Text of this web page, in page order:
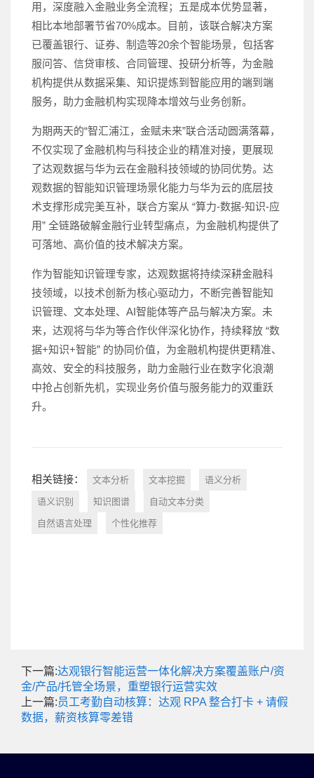
用，深度融入金融业务全流程；五是成本优势显著，
相比本地部署节省70%成本。目前，该联合解决方案
已覆盖银行、证券、制造等20余个智能场景，包括客
服问答、信贷审核、合同管理、投研分析等，为金融
机构提供从数据采集、知识提炼到智能应用的端到端
服务，助力金融机构实现降本增效与业务创新。
为期两天的“智汇浦江，金赋未来”联合活动圆满落幕，
不仅实现了金融机构与科技企业的精准对接，更展现
了达观数据与华为云在金融科技领域的协同优势。达
观数据的智能知识管理场景化能力与华为云的底层技
术支撑形成完美互补，联合方案从 “算力-数据-知识-应
用” 全链路破解金融行业转型痛点，为金融机构提供了
可落地、高价值的技术解决方案。
作为智能知识管理专家，达观数据将持续深耕金融科
技领域，以技术创新为核心驱动力，不断完善智能知
识管理、文本处理、AI智能体等产品与解决方案。未
来，达观将与华为等合作伙伴深化协作，持续释放 “数
据+知识+智能” 的协同价值，为金融机构提供更精准、
高效、安全的科技服务，助力金融行业在数字化浪潮
中抢占创新先机，实现业务价值与服务能力的双重跃
升。
相关链接： 文本分析 文本挖掘 语义分析
语义识别 知识图谱 自动文本分类
自然语言处理 个性化推荐
下一篇:达观银行智能运营一体化解决方案覆盖账户/资
金/产品/托管全场景，重塑银行运营实效
上一篇:员工考勤自动核算：达观 RPA 整合打卡 + 请假
数据，薪资核算零差错